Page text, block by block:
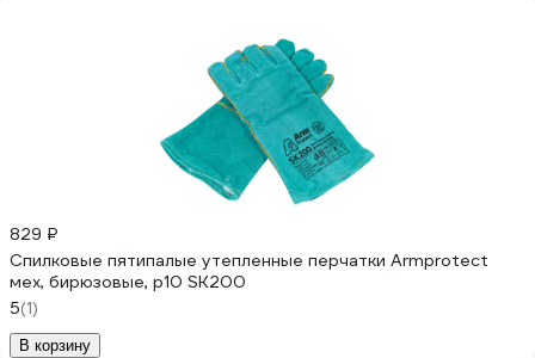
829 ₽
Спилковые пятипалые утепленные перчатки Armprotect
мех, бирюзовые, р10 SK200
5(1)
В корзину